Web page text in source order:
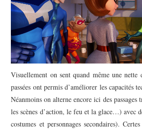
Visuellement on sent quand même une nette
passées ont permis d’améliorer les capacités
Néanmoins on alterne encore ici des passages
les scènes d’action, le feu et la glace…) avec
costumes et personnages secondaires).